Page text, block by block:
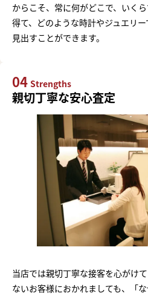
からこそ、常に何がどこで、いく
得て、どのような時計やジュエリ
見出すことができます。
04 Strengths
親切丁寧な安心査定
当店では親切丁寧な接客を心がけ
ないお客様におかれましても、「